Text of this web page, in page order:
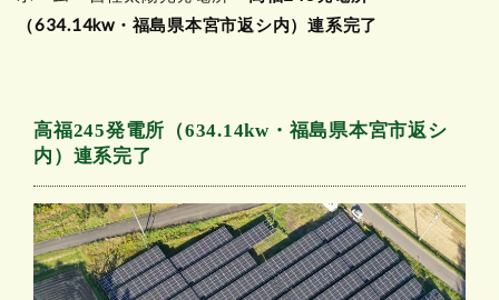
（634.14kw・福島県本宮市返シ内）連系完了
高福245発電所（634.14kw・福島県本宮市返シ
内）連系完了